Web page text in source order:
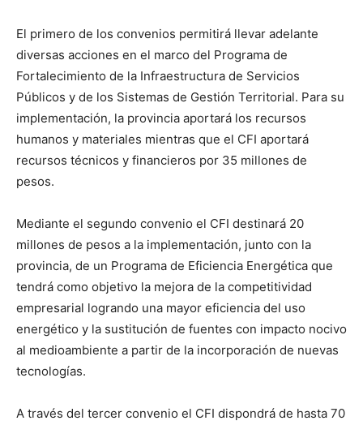
El primero de los convenios permitirá llevar adelante
diversas acciones en el marco del Programa de
Fortalecimiento de la Infraestructura de Servicios
Públicos y de los Sistemas de Gestión Territorial. Para su
implementación, la provincia aportará los recursos
humanos y materiales mientras que el CFI aportará
recursos técnicos y financieros por 35 millones de
pesos.
Mediante el segundo convenio el CFI destinará 20
millones de pesos a la implementación, junto con la
provincia, de un Programa de Eficiencia Energética que
tendrá como objetivo la mejora de la competitividad
empresarial logrando una mayor eficiencia del uso
energético y la sustitución de fuentes con impacto nocivo
al medioambiente a partir de la incorporación de nuevas
tecnologías.
A través del tercer convenio el CFI dispondrá de hasta 70